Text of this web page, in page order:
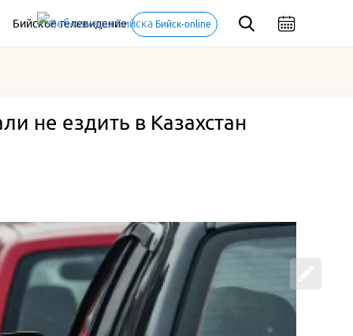
Бийское телевидение Бийск-online
не ездить в Казахстан